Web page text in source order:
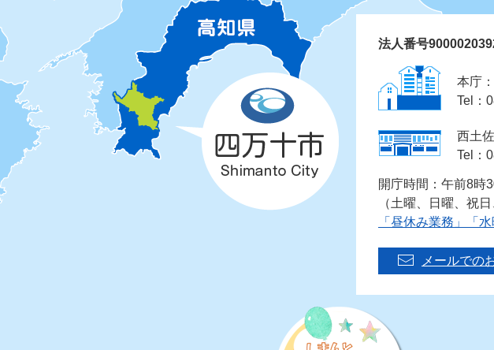
法人番号
本庁
Tel：
西土
Tel：
開庁時間：午前8時
（土曜、日曜、祝
「昼休み業務」「
メールでの